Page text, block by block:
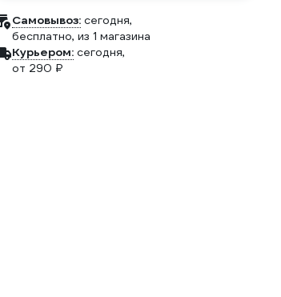
Самовывоз: сегодня,
бесплатно, из 1 магазина
Курьером: сегодня,
от 290 ₽